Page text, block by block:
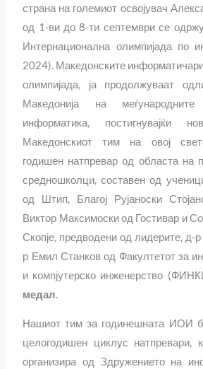
страна на големиот освојувач
од 1-ви до 8-ти септември се
Интернационална олимпијада по
2024). Македонските
олимпијада, ја продолжуваат
Македонија на
информатика, постигнувајќи
Македонскиот тим на овој
годишен натпревар од областа на
средношколци, составен од
од Штип, Благој Рујаноски
Виктор Максимоски од Гостивар и
Скопје, предводени од лидерите, д-
р Емил Станков од Факултетот за
и компјутерско инженерство
медал.
Нашиот тим за годинешната ИОИ
целогодишен циклус натпревари,
организира од Здружението на